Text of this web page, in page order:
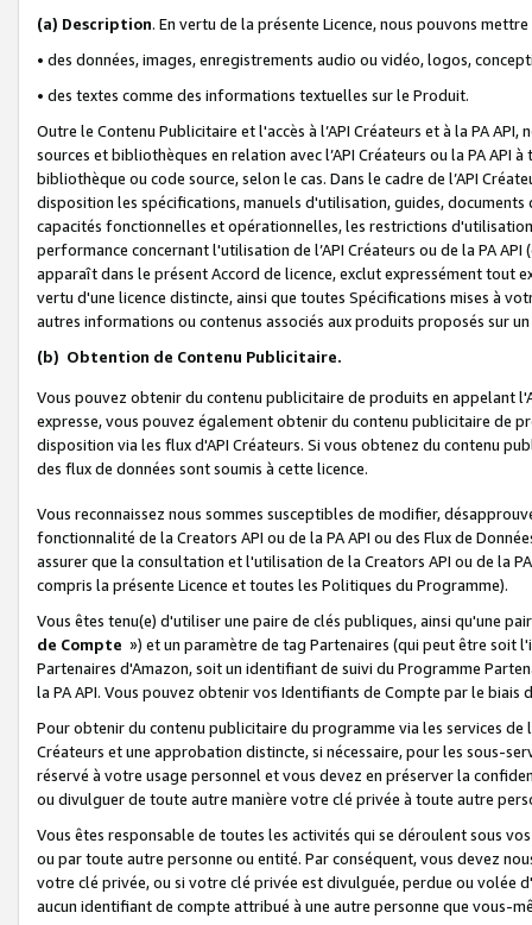
(a) Description. En vertu de la présente Licence, nous pouvons
• des données, images, enregistrements audio ou vidéo, logos,
• des textes comme des informations textuelles sur le Produit.
Outre le Contenu Publicitaire et l'accès à l’API Créateurs et à la PA
sources et bibliothèques en relation avec l’API Créateurs ou la PA
bibliothèque ou code source, selon le cas. Dans le cadre de l’API
disposition les spécifications, manuels d'utilisation, guides,
capacités fonctionnelles et opérationnelles, les restrictions
performance concernant l'utilisation de l’API Créateurs ou de la PA
apparaît dans le présent Accord de licence, exclut expressément tout
vertu d'une licence distincte, ainsi que toutes Spécifications mises à
autres informations ou contenus associés aux produits proposés sur
(b) Obtention de Contenu Publicitaire.
Vous pouvez obtenir du contenu publicitaire de produits en appelant
expresse, vous pouvez également obtenir du contenu publicitaire de
disposition via les flux d'API Créateurs. Si vous obtenez du contenu
des flux de données sont soumis à cette licence.
Vous reconnaissez nous sommes susceptibles de modifier,
fonctionnalité de la Creators API ou de la PA API ou des Flux de
assurer que la consultation et l'utilisation de la Creators API ou de la
compris la présente Licence et toutes les Politiques du Programme).
Vous êtes tenu(e) d'utiliser une paire de clés publiques, ainsi qu'une
de Compte ») et un paramètre de tag Partenaires (qui peut être soit
Partenaires d'Amazon, soit un identifiant de suivi du Programme
la PA API. Vous pouvez obtenir vos Identifiants de Compte par le biais
Pour obtenir du contenu publicitaire du programme via les services
Créateurs et une approbation distincte, si nécessaire, pour les sous-
réservé à votre usage personnel et vous devez en préserver la
ou divulguer de toute autre manière votre clé privée à toute autre
Vous êtes responsable de toutes les activités qui se déroulent sous
ou par toute autre personne ou entité. Par conséquent, vous devez
votre clé privée, ou si votre clé privée est divulguée, perdue ou volée
aucun identifiant de compte attribué à une autre personne que vous-